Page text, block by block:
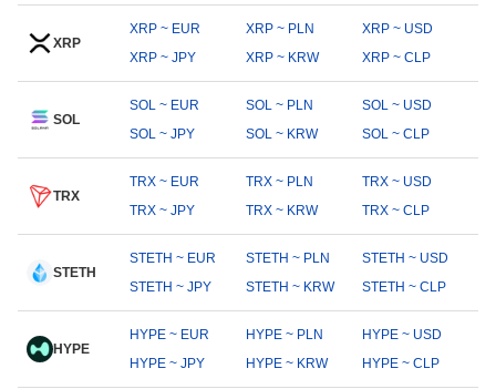
XRP
XRP ~ EUR XRP ~ PLN
XRP ~ USD
XRP ~ JPY
XRP ~ KRW XRP ~ CLP
SOL
SOL ~ EUR SOL ~ PLN
SOL ~ USD
SOL ~ JPY
SOL ~ KRW SOL ~ CLP
TRX
TRX ~ EUR TRX ~ PLN
TRX ~ USD
TRX ~ JPY
TRX ~ KRW TRX ~ CLP
STETH
STETH ~ EUR STETH ~ PLN
STETH ~ USD
STETH ~ JPY
STETH ~ KRW STETH ~ CLP
HYPE
HYPE ~ EUR HYPE ~ PLN
HYPE ~ USD
HYPE ~ JPY
HYPE ~ KRW HYPE ~ CLP